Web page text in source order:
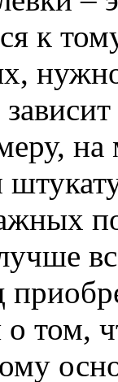
к
о том,